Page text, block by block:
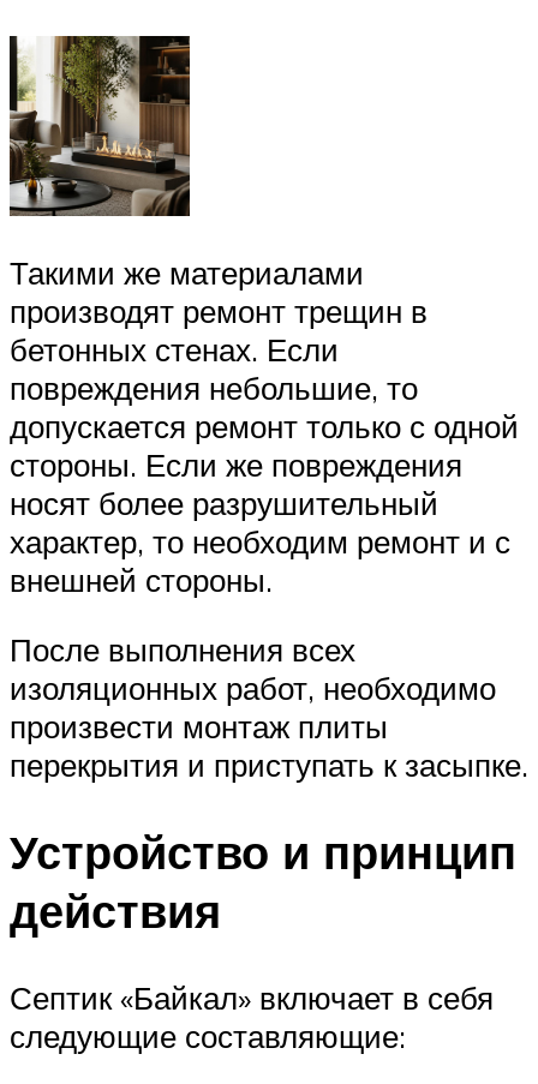
Такими же материалами
производят ремонт трещин в
бетонных стенах. Если
повреждения небольшие, то
допускается ремонт только с одной
стороны. Если же повреждения
носят более разрушительный
характер, то необходим ремонт и с
внешней стороны.
После выполнения всех
изоляционных работ, необходимо
произвести монтаж плиты
перекрытия и приступать к засыпке.
Устройство и принцип
действия
Септик «Байкал» включает в себя
следующие составляющие: